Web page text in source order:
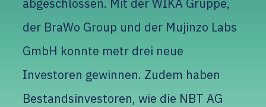
abgeschlossen. Mit der WIKA Gruppe,
der BraWo Group und der Mujinzo Labs
GmbH konnte metr drei neue
Investoren gewinnen. Zudem haben
Bestandsinvestoren, wie die NBT AG